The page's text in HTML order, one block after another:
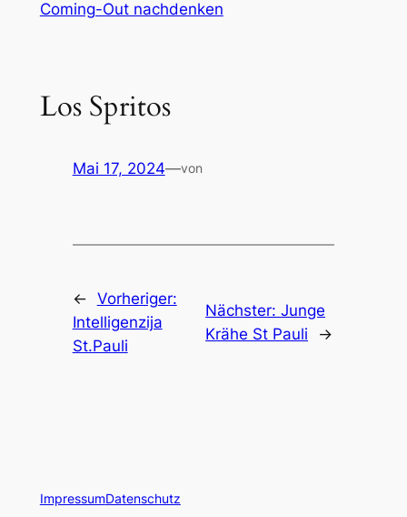
Coming-Out nachdenken
Los Spritos
Mai 17, 2024—von
← Vorheriger:
Intelligenzija
St.Pauli
Nächster:Junge
Krähe St Pauli
→
ImpressumDatenschutz